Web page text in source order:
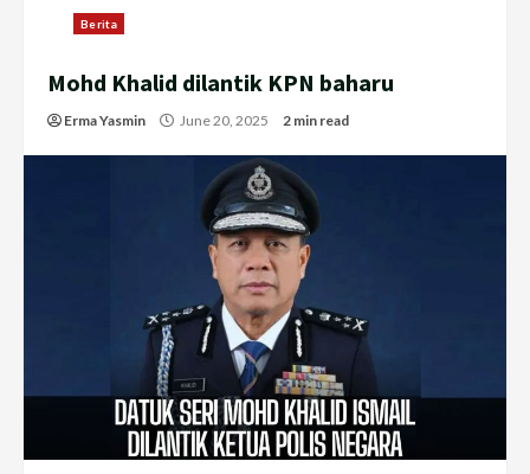
Berita
Mohd Khalid dilantik KPN baharu
Erma Yasmin June 20, 2025 2 min read